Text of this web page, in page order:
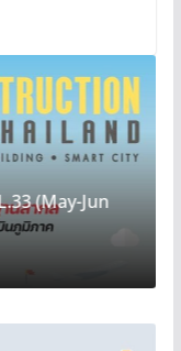
(May-Jun